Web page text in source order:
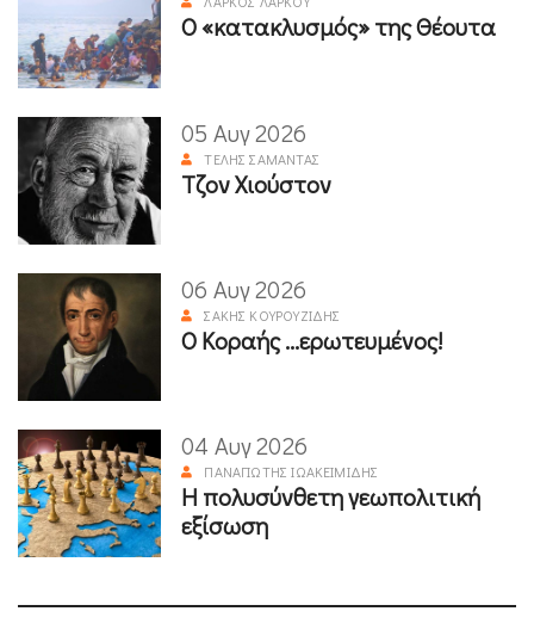
Ο «κατακλυσμός» της Θέουτα
05 Αυγ 2026
ΤΈΛΗΣ ΣΑΜΑΝΤΆΣ
Τζον Χιούστον
06 Αυγ 2026
ΣΆΚΗΣ ΚΟΥΡΟΥΖΊΔΗΣ
Ο Κοραής ...ερωτευμένος!
04 Αυγ 2026
ΠΑΝΑΓΙΏΤΗΣ ΙΩΑΚΕΙΜΊΔΗΣ
Η πολυσύνθετη γεωπολιτική
εξίσωση